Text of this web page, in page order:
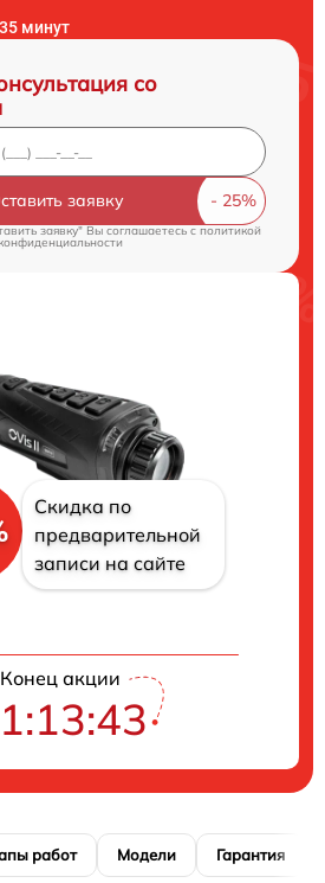
минут
со
заявку
заявку" Вы соглашаетесь c политикой
Скидка по
предварительной
записи на сайте
Конец акции
работ Модели Гарантия